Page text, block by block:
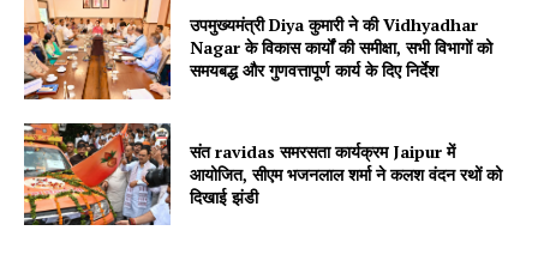
Contact us
Subscription Plans
My account
उपमुख्यमंत्री Diya कुमारी ने की Vidhyadhar
Nagar के विकास कार्यों की समीक्षा, सभी विभागों को
समयबद्ध और गुणवत्तापूर्ण कार्य के दिए निर्देश
संत ravidas समरसता कार्यक्रम Jaipur में
आयोजित, सीएम भजनलाल शर्मा ने कलश वंदन रथों को
दिखाई झंडी